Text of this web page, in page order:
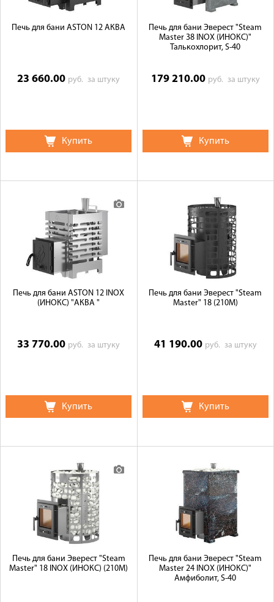
Печь для бани ASTON 12 АКВА
23 660.00 руб.за штуку
Купить
Печь для бани Эверест "Steam
Master 38 INOX (ИНОКС)"
Талькохлорит, S-40
179 210.00 руб. за штуку
Купить
Печь для бани ASTON 12 INOX
(ИНОКС) "АКВА "
33 770.00 руб.за штуку
Купить
Печь для бани Эверест "Steam
Master" 18 (210М)
41 190.00 руб. за штуку
Купить
Печь для бани Эверест "Steam
Master" 18 INOX (ИНОКС) (210М)
Печь для бани Эверест "Steam
Master 24 INOX (ИНОКС)"
Амфиболит, S-40